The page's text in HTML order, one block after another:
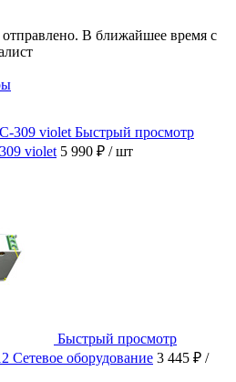
В ближайшее время с
Быстрый просмотр
violet 5 990 ₽ / шт
Быстрый просмотр
Сетевое оборудование 3 445 ₽ /